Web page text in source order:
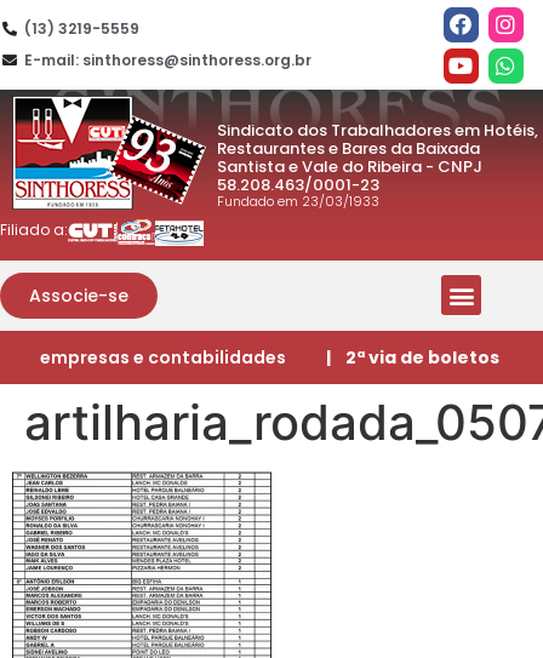
(13) 3219-5559
E-mail: sinthoress@sinthoress.org.br
Sindicato dos Trabalhadores em Hotéis,
Restaurantes e Bares da Baixada
Santista e Vale do Ribeira - CNPJ
58.208.463/0001-23
Fundado em 23/03/1933
Filiado a:
Associe-se
empresas e contabilidades | 2ª via de boletos